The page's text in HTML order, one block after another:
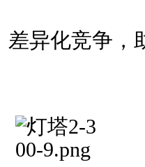
差异化竞争，